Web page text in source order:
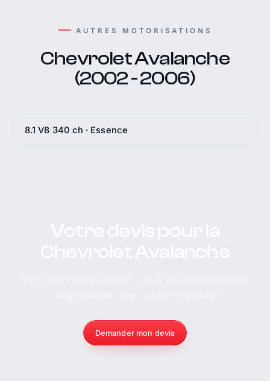
AUTRES MOTORISATIONS
Chevrolet Avalanche
(2002 - 2006)
8.1 V8 340 ch · Essence
Demander mon devis